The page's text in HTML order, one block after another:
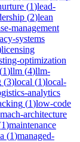
(1)lead-
(2)lean
management
systems
licensing
optimization
(1)llm (4)llm-
(3)local (1)local-
analytics
(1)low-code
mach-architecture
1)maintenance
(1)managed-